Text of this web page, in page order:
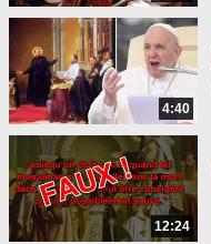
4:40
12:24